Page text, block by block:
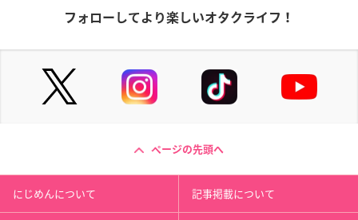
フォローしてより楽しいオタクライフ！
ページの先頭へ
にじめんについて 記事掲載について